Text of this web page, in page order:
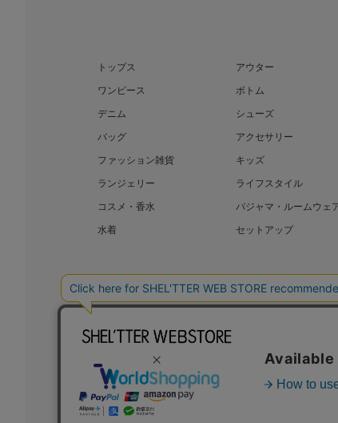
トップス
アウター
ワンピース
ボトム
デニム
シューズ
バッグ
アクセサリー
ファッション雑貨
キッズ
ランジェリー
ライフスタイル
コスメ・香水
パジャマ・ルームウェ
水着
セットアップ
BAROQUE JAPAN LIMITED
COPYRIGHT © BAROQUE JAPAN LIMITED ALL RIGHTS